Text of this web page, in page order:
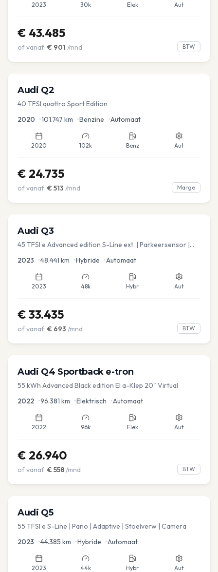
2023 30k Elek Aut
€ 43.485
of vanaf: € 901 /mnd BTW
Audi Q2
40 TFSI quattro Sport Edition
2020 •101.747 km •Benzine •Automaat
2020 102k Benz Aut
€ 24.735
of vanaf: € 513 /mnd Marge
Audi Q3
45 TFSI e Advanced edition S-Line ext. | Parkeersensor |
2023 •48.441 km •Hybride •Automaat
2023 48k Hybr Aut
€ 33.435
of vanaf: € 693 /mnd BTW
Audi Q4 Sportback e-tron
55 kWh Advanced Black edition El a-Klep 20" Virtual
2022 •96.381 km •Elektrisch •Automaat
2022 96k Elek Aut
€ 26.940
of vanaf: € 558/mnd BTW
Audi Q5
55 TFSI e S-Line | Pano | Adaptive | Stoelverw | Camera
2023 •44.385 km •Hybride •Automaat
2023 44k Hybr Aut